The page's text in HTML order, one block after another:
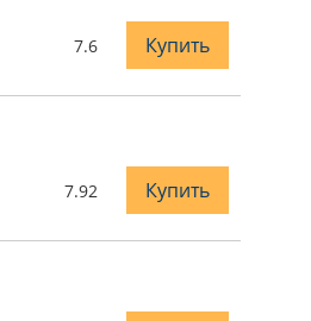
7.6 Купить
7.92 Купить